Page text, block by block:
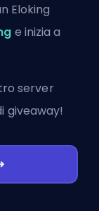
Eloking
e inizia a
server
giveaway!